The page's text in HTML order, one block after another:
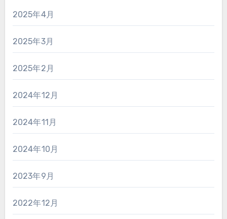
2025年4月
2025年3月
2025年2月
2024年12月
2024年11月
2024年10月
2023年9月
2022年12月